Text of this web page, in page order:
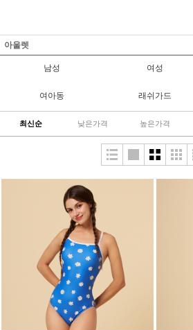
아울렛
남성 여성
여아동 래쉬가드
최신순 낮은가격 높은가격